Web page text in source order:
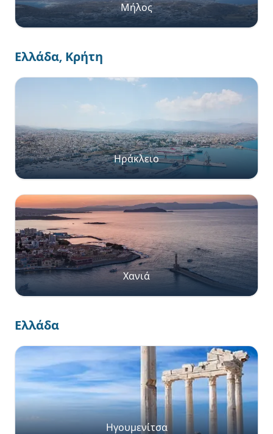
Μήλος
Ελλάδα, Κρήτη
Ηράκλειο
Χανιά
Ελλάδα
Ηγουμενίτσα